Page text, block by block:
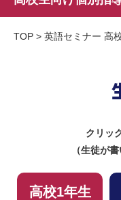
TOP > 英語セミナー 高
クリッ
（生徒が
高校1年生